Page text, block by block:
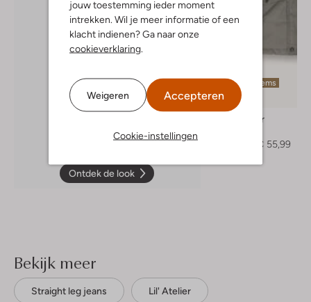
jouw toestemming ieder moment
intrekken. Wil je meer informatie of een
klacht indienen? Ga naar onze
cookieverklaring.
Weigeren Accepteren
Cookie-instellingen
Ontdek de look
Laatste items
-30%
Lil' Atelier
€ 55,99
Bekijk meer
Straight leg jeans Lil' Atelier